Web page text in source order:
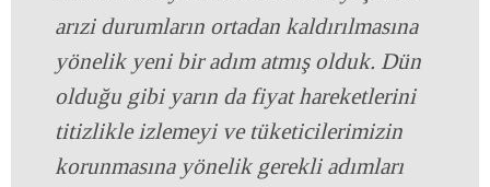
arızi durumların ortadan kaldırılmasına
yönelik yeni bir adım atmış olduk. Dün
olduğu gibi yarın da fiyat hareketlerini
titizlikle izlemeyi ve tüketicilerimizin
korunmasına yönelik gerekli adımları